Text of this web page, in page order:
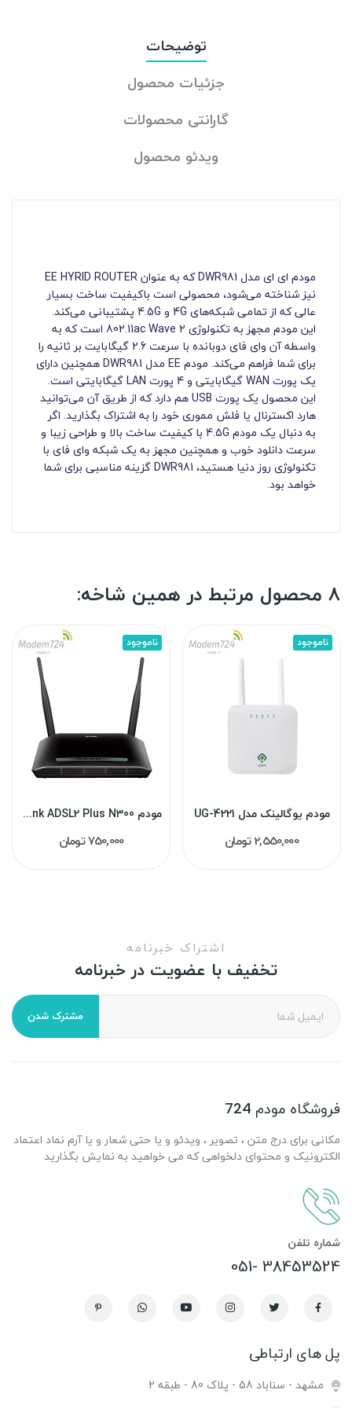
توضیحات
جزئیات محصول
گارانتی محصولات
ویدئو محصول
مودم ای ای مدل DWR981 که به عنوان EE HYRID ROUTER
نیز شناخته می‌شود، محصولی است باکیفیت ساخت بسیار
عالی که از تمامی شبکه‌های 4G و 4.5G پشتیبانی می‌کند.
این مودم مجهز به تکنولوژی 802.11ac Wave 2 است که به
واسطه آن وای فای دوبانده با سرعت 2.6 گیگابایت بر ثانیه را
برای شما فراهم می‌کند. مودم EE مدل DWR981 همچنین دارای
یک پورت WAN گیگابایتی و 4 پورت LAN گیگابایتی است.
این محصول یک پورت USB هم دارد که از طریق آن می‌توانید
هارد اکسترنال یا فلش مموری خود را به اشتراک بگذارید. اگر
به دنبال یک مودم 4.5G با کیفیت ساخت بالا و طراحی زیبا و
سرعت دانلود خوب و همچنین مجهز به یک شبکه وای فای با
تکنولوژی روز دنیا هستید، DWR981 گزینه مناسبی برای شما
خواهد بود.
8 محصول مرتبط در همین شاخه:
ناموجود
مودم Dlink ADSL2 Plus N300 مدل DSL-2750U(نو پلمپ)
750,000 تومان
ناموجود
مودم یوگالینک مدل 4221-UG
2,550,000 تومان
اشتراک خبرنامه
تخفیف با عضویت در خبرنامه
مشترک شدن
فروشگاه مودم 724
مکانی برای درج متن ، تصویر ، ویدئو و یا حتی شعار و یا آرم نماد اعتماد
الکترونیک و محتوای دلخواهی که می خواهید به نمایش بگذارید
شماره تلفن
38453524 -051
پل های ارتباطی
مشهد - سناباد 58 - پلاک 80 - طبقه 2